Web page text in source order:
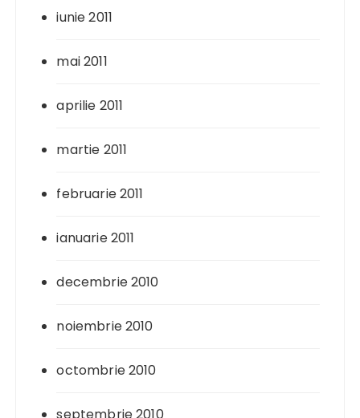
iunie 2011
mai 2011
aprilie 2011
martie 2011
februarie 2011
ianuarie 2011
decembrie 2010
noiembrie 2010
octombrie 2010
septembrie 2010